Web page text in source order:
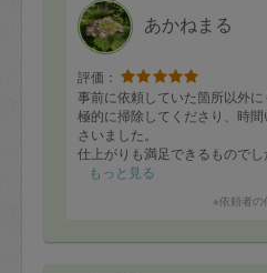
あかねまる
評価：
事前に依頼していた箇所以外
極的に掃除してくださり、時
さいました。
仕上がりも満足できるものでし
お人柄が明るくお話ししやす
た。(ご迷惑をおかけして申し
もっと見る
※依頼者の